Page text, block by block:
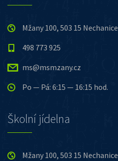
Mžany 100, 503 15 Nechanice
498 773 925
ms@msmzany.cz
Po — Pá: 6:15 — 16:15 hod.
Školní jídelna
Mžany 100, 503 15 Nechanice